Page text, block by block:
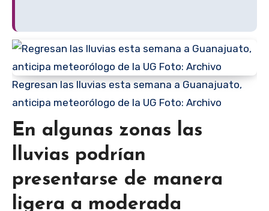
Regresan las lluvias esta semana a Guanajuato,
anticipa meteorólogo de la UG Foto: Archivo
En algunas zonas las
lluvias podrían
presentarse de manera
ligera a moderada